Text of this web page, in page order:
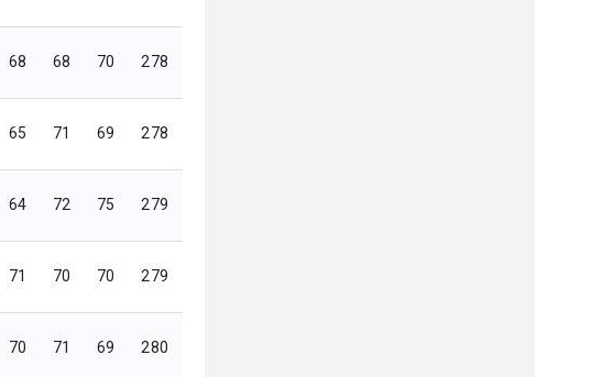
68 68 70 278
65 71 69 278
64 72 75 279
71 70 70 279
70 71 69 280